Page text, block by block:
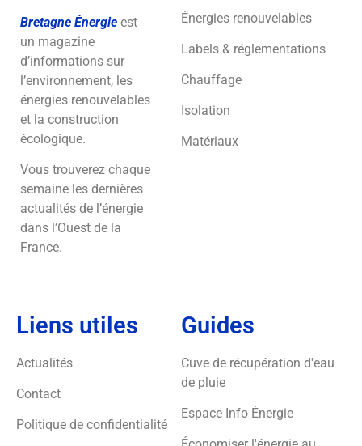
Bretagne Énergie est
un magazine
d’informations sur
l’environnement, les
énergies renouvelables
et la construction
écologique.
Vous trouverez chaque
semaine les dernières
actualités de l’énergie
dans l’Ouest de la
France.
Énergies renouvelables
Labels & réglementations
Chauffage
Isolation
Matériaux
Liens utiles
Actualités
Contact
Politique de confidentialité
Guides
Cuve de récupération d'eau
de pluie
Espace Info Énergie